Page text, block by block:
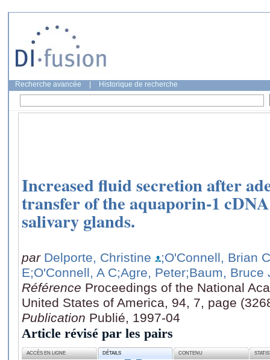
Recherche avancée Historique de recherche
Increased fluid secretion after
transfer of the aquaporin-1
salivary glands.
par Delporte, Christine
;O'Connell, Brian
E;O'Connell, A C;Agre, Peter;Baum, Bruce
Référence Proceedings of the National
United States of America, 94, 7, page
Publication Publié, 1997-04
Article révisé par les pairs
ACCÈS EN LIGNE DÉTAILS CONTENU